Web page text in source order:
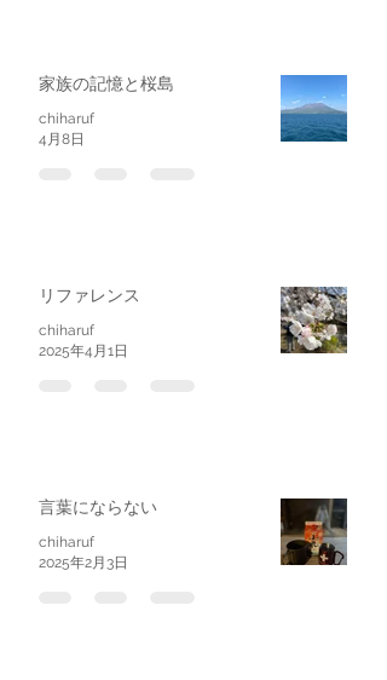
家族の記憶と桜島
chiharuf
4月8日
リファレンス
chiharuf
2025年4月1日
言葉にならない
chiharuf
2025年2月3日